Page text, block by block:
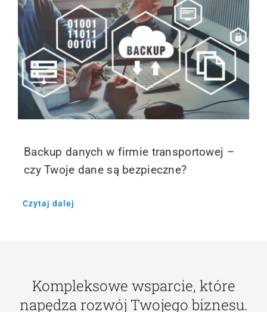
Backup danych w firmie transportowej –
czy Twoje dane są bezpieczne?
Czytaj dalej
Kompleksowe wsparcie, które
napędza rozwój Twojego biznesu.